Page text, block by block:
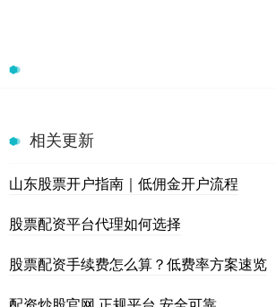
相关更新
山东股票开户指南｜低佣金开户流程
股票配资平台代理如何选择
股票配资手续费怎么算？低费率方案速览